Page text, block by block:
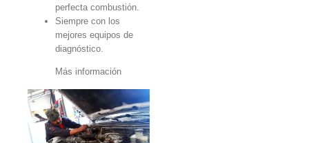
perfecta combustión.
Siempre con los
mejores equipos de
diagnóstico.
Más información